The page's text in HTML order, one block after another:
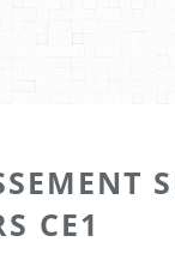
CE1